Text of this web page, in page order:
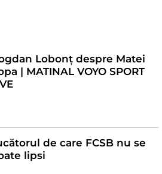
Lobonț despre Matei
| MATINAL VOYO SPORT
de care FCSB nu se
lipsi